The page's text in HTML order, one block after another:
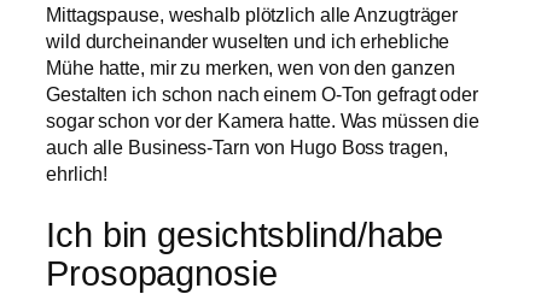
Mittagspause, weshalb plötzlich alle Anzugträger
wild durcheinander wuselten und ich erhebliche
Mühe hatte, mir zu merken, wen von den ganzen
Gestalten ich schon nach einem O-Ton gefragt oder
sogar schon vor der Kamera hatte. Was müssen die
auch alle Business-Tarn von Hugo Boss tragen,
ehrlich!
Ich bin gesichtsblind/habe
Prosopagnosie